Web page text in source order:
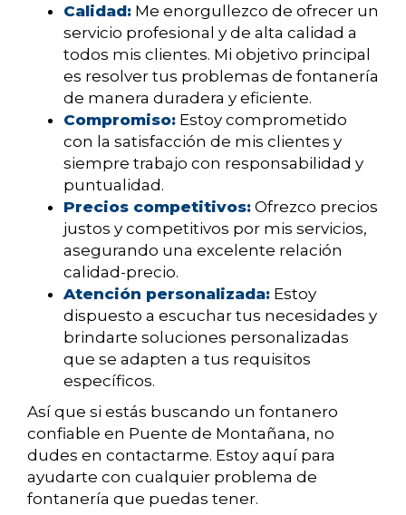
Calidad: Me enorgullezco de ofrecer un
servicio profesional y de alta calidad a
todos mis clientes. Mi objetivo principal
es resolver tus problemas de fontanería
de manera duradera y eficiente.
Compromiso: Estoy comprometido
con la satisfacción de mis clientes y
siempre trabajo con responsabilidad y
puntualidad.
Precios competitivos: Ofrezco precios
justos y competitivos por mis servicios,
asegurando una excelente relación
calidad-precio.
Atención personalizada: Estoy
dispuesto a escuchar tus necesidades y
brindarte soluciones personalizadas
que se adapten a tus requisitos
específicos.
Así que si estás buscando un fontanero
confiable en Puente de Montañana, no
dudes en contactarme. Estoy aquí para
ayudarte con cualquier problema de
fontanería que puedas tener.